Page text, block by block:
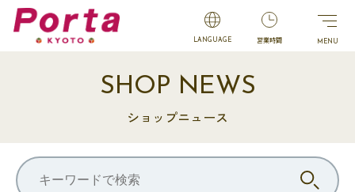
LANGUAGE 営業時間
SHOP NEWS
ショップニュース